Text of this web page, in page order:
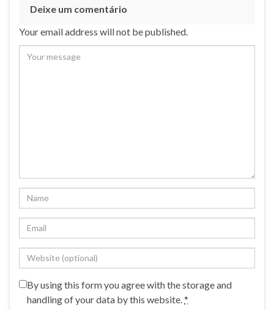
Deixe um comentário
Your email address will not be published.
By using this form you agree with the storage and
handling of your data by this website. *